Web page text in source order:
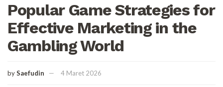
Popular Game Strategies for
Effective Marketing in the
Gambling World
bySaefudin 4 Maret 2026